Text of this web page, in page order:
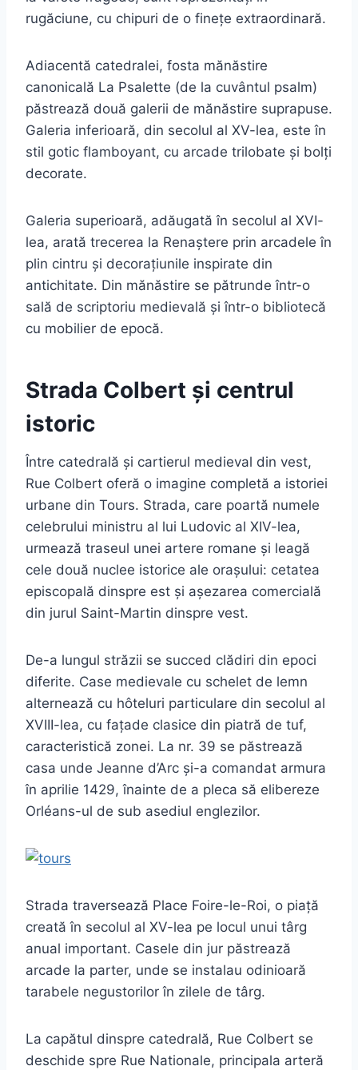
rugăciune, cu chipuri de o finețe extraordinară.
Adiacentă catedralei, fosta mănăstire
canonicală La Psalette (de la cuvântul psalm)
păstrează două galerii de mănăstire suprapuse.
Galeria inferioară, din secolul al XV-lea, este în
stil gotic flamboyant, cu arcade trilobate și bolți
decorate.
Galeria superioară, adăugată în secolul al XVI-
lea, arată trecerea la Renaștere prin arcadele în
plin cintru și decorațiunile inspirate din
antichitate. Din mănăstire se pătrunde într-o
sală de scriptoriu medievală și într-o bibliotecă
cu mobilier de epocă.
Strada Colbert și centrul
istoric
Între catedrală și cartierul medieval din vest,
Rue Colbert oferă o imagine completă a istoriei
urbane din Tours. Strada, care poartă numele
celebrului ministru al lui Ludovic al XIV-lea,
urmează traseul unei artere romane și leagă
cele două nuclee istorice ale orașului: cetatea
episcopală dinspre est și așezarea comercială
din jurul Saint-Martin dinspre vest.
De-a lungul străzii se succed clădiri din epoci
diferite. Case medievale cu schelet de lemn
alternează cu hôteluri particulare din secolul al
XVIII-lea, cu fațade clasice din piatră de tuf,
caracteristică zonei. La nr. 39 se păstrează
casa unde Jeanne d’Arc și-a comandat armura
în aprilie 1429, înainte de a pleca să elibereze
Orléans-ul de sub asediul englezilor.
Strada traversează Place Foire-le-Roi, o piață
creată în secolul al XV-lea pe locul unui târg
anual important. Casele din jur păstrează
arcade la parter, unde se instalau odinioară
tarabele negustorilor în zilele de târg.
La capătul dinspre catedrală, Rue Colbert se
deschide spre Rue Nationale, principala arteră